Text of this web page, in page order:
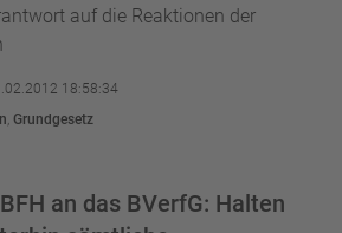
auf die Reaktionen der
18:58:34
, Grundgesetz
an das BVerfG: Halten